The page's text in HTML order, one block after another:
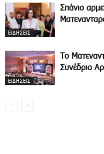
ΕΙΔΗΣΕΙΣ
Σπάνιο
ΕΙΔΗΣΕΙΣ
Το
Συνέδριο